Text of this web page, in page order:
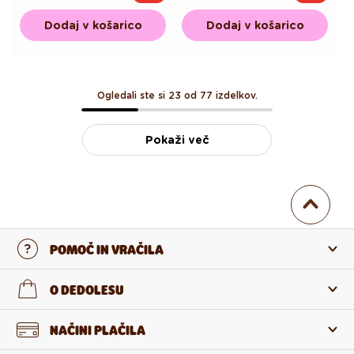
Dodaj v košarico Dodaj v košarico
Ogledali ste si 23 od 77 izdelkov.
Pokaži več
POMOČ IN VRAČILA
Stopi v stik z nami
Vračilo in reklamacija
O DEDOLESU
O nas NAČINI PLAČILA